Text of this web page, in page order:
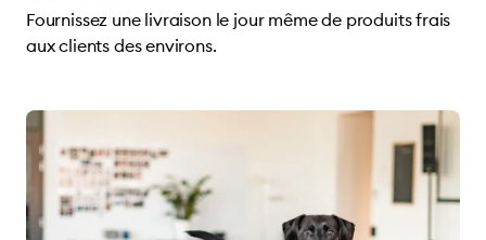
Fournissez une livraison le jour même de produits frais
aux clients des environs.